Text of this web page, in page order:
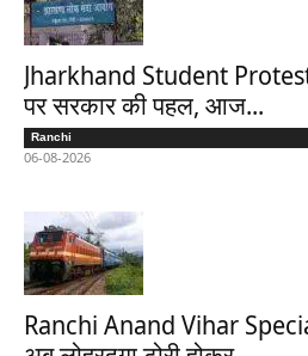
Jharkhand Student
पर सरकार की पहल, आज...
Ranchi
06-08-2026
Ranchi Anand Vihar